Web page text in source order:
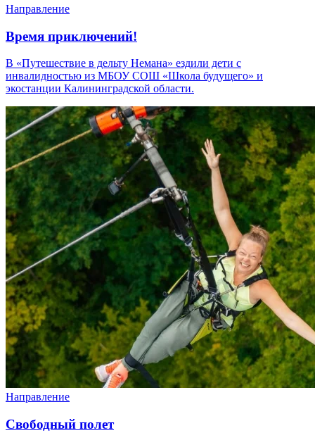
Направление
Время приключений!
В «Путешествие в дельту Немана» ездили дети с
инвалидностью из МБОУ СОШ «Школа будущего» и
экостанции Калининградской области.
Направление
Свободный полет